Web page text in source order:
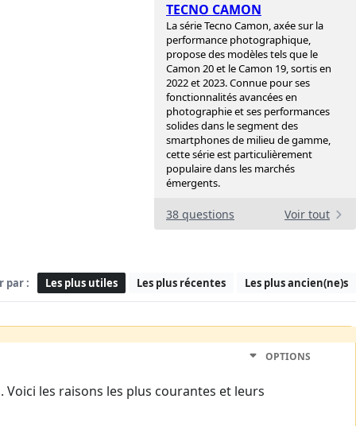
TECNO CAMON
La série Tecno Camon, axée sur la
performance photographique,
propose des modèles tels que le
Camon 20 et le Camon 19, sortis en
2022 et 2023. Connue pour ses
fonctionnalités avancées en
photographie et ses performances
solides dans le segment des
smartphones de milieu de gamme,
cette série est particulièrement
populaire dans les marchés
émergents.
38 questions Voir tout
par : Les plus utiles Les plus récentes Les plus ancien(ne)s
OPTIONS
les raisons les plus courantes et leurs